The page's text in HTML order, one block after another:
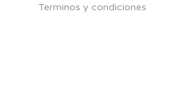
Terminos y condiciones